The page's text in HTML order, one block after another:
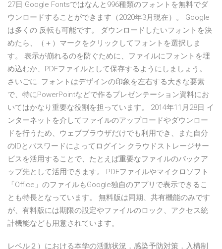
27日 Google Fontsではなんと996種類のフォントを無料でダ
ウンロードすることができます（2020年3月現在）。 Google
は多くの 反転も可能です。 ダウンロードしたいフォントを決
めたら、（＋）マークをクリックしてフォントを選択しま
す。 表示が崩れるのを防ぐために、ファイルにフォントを埋
め込むか、PDFファイルとして保存するようにしましょう。
さいごに. フォントはデザインの印象を左右する大きな要素
で、特にPowerPointなどで作るプレゼンテーション資料にお
いてはかなり重要な役割を担っています。 2014年11月28日 イ
ンターネットを介してファイルのアップロードやダウンロー
ドを行うため、ウェブブラウザだけでも利用でき、また自分
のIDとパスワードによってログイン クラウドストレージサー
ビスを活用することで、たとえば重要なファイルのバックア
ップ先として活用できます。 PDFファイルやマイクロソフト
「Office」のファイルもGoogle独自のアプリで表示できるこ
とも特長となっています。 無料版は同期、共有機能のみです
が、有料版には期限の設定やファイルのロック、アクセス統
計機能なども用意されています。
レベル２）における本学の活動状況，感染予防対策，入構制